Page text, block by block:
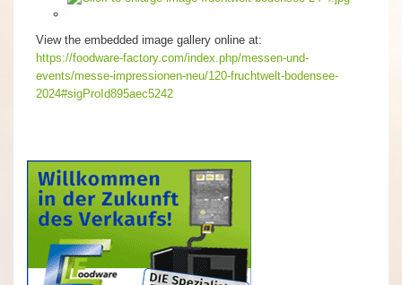
View the embedded image gallery online at:
https://foodware-factory.com/index.php/messen-und-
events/messe-impressionen-neu/120-fruchtwelt-bodensee-
2024#sigProId895aec5242